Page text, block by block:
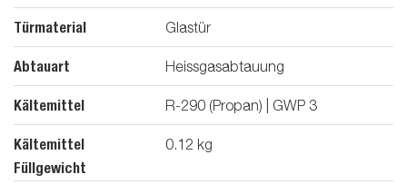
Türmaterial Glastür
Abtauart Heissgasabtauung
Kältemittel R-290 (Propan) | GWP 3
Kältemittel
Füllgewicht
0.12 kg